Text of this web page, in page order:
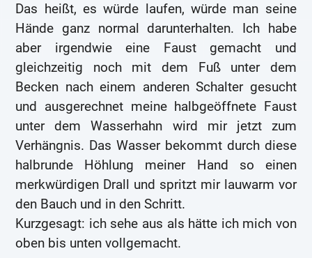
Das heißt, es würde laufen, würde man seine
Hände ganz normal darunterhalten. Ich habe
aber irgendwie eine Faust gemacht und
gleichzeitig noch mit dem Fuß unter dem
Becken nach einem anderen Schalter gesucht
und ausgerechnet meine halbgeöffnete Faust
unter dem Wasserhahn wird mir jetzt zum
Verhängnis. Das Wasser bekommt durch diese
halbrunde Höhlung meiner Hand so einen
merkwürdigen Drall und spritzt mir lauwarm vor
den Bauch und in den Schritt.
Kurzgesagt: ich sehe aus als hätte ich mich von
oben bis unten vollgemacht.